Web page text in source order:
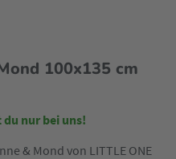
100x135 cm
du nur bei uns!
& Mond von LITTLE ONE